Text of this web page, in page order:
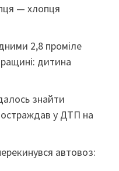
— хлопця
2,8 проміле
дитина
знайти
у ДТП на
автовоз: